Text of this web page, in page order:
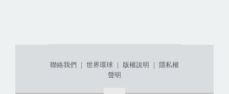
聯絡我們 ｜ 世界環球 ｜ 版權說明 ｜ 隱私權
聲明